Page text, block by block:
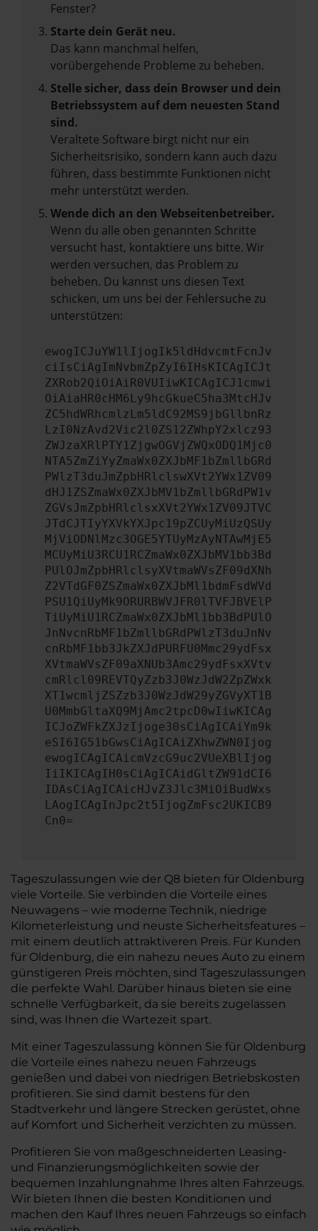
Fenster?
Starte dein Gerät neu.
Das kann manchmal helfen,
vorübergehende Probleme zu beheben.
Stelle sicher, dass dein Browser und dein
Betriebssystem auf dem neuesten Stand
sind.
Veraltete Software birgt nicht nur ein
Sicherheitsrisiko, sondern kann auch dazu
führen, dass bestimmte Funktionen nicht
mehr unterstützt werden.
Wende dich an den Webseitenbetreiber.
Wenn du alle oben genannten Schritte
versucht hast, kontaktiere uns bitte. Wir
werden versuchen, das Problem zu
beheben. Du kannst uns diesen Text
schicken, um uns bei der Fehlersuche zu
unterstützen:
ewogICJuYW1lIjogIk5ldHdvcmtFcnJv
ciIsCiAgImNvbmZpZyI6IHsKICAgICJt
ZXRob2QiOiAiR0VUIiwKICAgICJ1cmwi
OiAiaHR0cHM6Ly9hcGkueC5ha3MtcHJv
ZC5hdWRhcmlzLm5ldC92MS9jbGllbnRz
LzI0NzAvd2Vic2l0ZS12ZWhpY2xlcz93
ZWJzaXRlPTY1ZjgwOGVjZWQxODQ1Mjc0
NTA5ZmZiYyZmaWx0ZXJbMF1bZmllbGRd
PWlzT3duJmZpbHRlclswXVt2YWx1ZV09
dHJ1ZSZmaWx0ZXJbMV1bZmllbGRdPW1v
ZGVsJmZpbHRlclsxXVt2YWx1ZV09JTVC
JTdCJTIyYXVkYXJpc19pZCUyMiUzQSUy
MjViODNlMzc3OGE5YTUyMzAyNTAwMjE5
MCUyMiU3RCU1RCZmaWx0ZXJbMV1bb3Bd
PUlOJmZpbHRlclsyXVtmaWVsZF09dXNh
Z2VTdGF0ZSZmaWx0ZXJbMl1bdmFsdWVd
PSU1QiUyMk9ORURBWVJFR0lTVFJBVElP
TiUyMiU1RCZmaWx0ZXJbMl1bb3BdPUlO
JnNvcnRbMF1bZmllbGRdPWlzT3duJnNv
cnRbMF1bb3JkZXJdPURFU0Mmc29ydFsx
XVtmaWVsZF09aXNUb3Amc29ydFsxXVtv
cmRlcl09REVTQyZzb3J0WzJdW2ZpZWxk
XT1wcmljZSZzb3J0WzJdW29yZGVyXT1B
U0MmbGltaXQ9MjAmc2tpcD0wIiwKICAg
ICJoZWFkZXJzIjoge30sCiAgICAiYm9k
eSI6IG51bGwsCiAgICAiZXhwZWN0Ijog
ewogICAgICAicmVzcG9uc2VUeXBlIjog
IiIKICAgIH0sCiAgICAidGltZW91dCI6
IDAsCiAgICAicHJvZ3Jlc3MiOiBudWxs
LAogICAgInJpc2t5IjogZmFsc2UKICB9
Cn0=
Tageszulassungen wie der Q8 bieten für Oldenburg
viele Vorteile. Sie verbinden die Vorteile eines
Neuwagens – wie moderne Technik, niedrige
Kilometerleistung und neuste Sicherheitsfeatures –
mit einem deutlich attraktiveren Preis. Für Kunden
für Oldenburg, die ein nahezu neues Auto zu einem
günstigeren Preis möchten, sind Tageszulassungen
die perfekte Wahl. Darüber hinaus bieten sie eine
schnelle Verfügbarkeit, da sie bereits zugelassen
sind, was Ihnen die Wartezeit spart.
Mit einer Tageszulassung können Sie für Oldenburg
die Vorteile eines nahezu neuen Fahrzeugs
genießen und dabei von niedrigen Betriebskosten
profitieren. Sie sind damit bestens für den
Stadtverkehr und längere Strecken gerüstet, ohne
auf Komfort und Sicherheit verzichten zu müssen.
Profitieren Sie von maßgeschneiderten Leasing-
und Finanzierungsmöglichkeiten sowie der
bequemen Inzahlungnahme Ihres alten Fahrzeugs.
Wir bieten Ihnen die besten Konditionen und
machen den Kauf Ihres neuen Fahrzeugs so einfach